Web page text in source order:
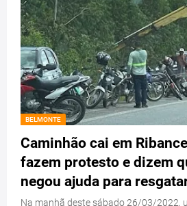
BELMONTE
Caminhão cai em
fazem protesto e dizem
negou ajuda para
Na manhã deste sábado 26/03/2022,